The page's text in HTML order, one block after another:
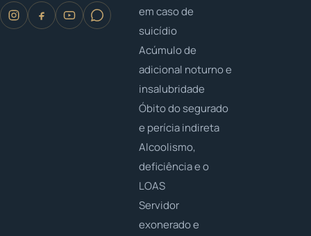
em caso de
suicídio
Acúmulo de
adicional noturno e
insalubridade
Óbito do segurado
e perícia indireta
Alcoolismo,
deficiência e o
LOAS
Servidor
exonerado e